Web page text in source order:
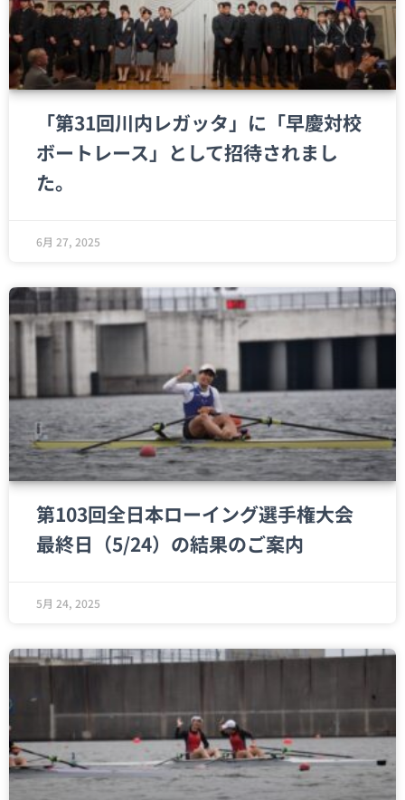
「第31回川内レガッタ」に「早慶対校
ボートレース」として招待されまし
た。
6月 27, 2025
第103回全日本ローイング選手権大会
最終日（5/24）の結果のご案内
5月 24, 2025